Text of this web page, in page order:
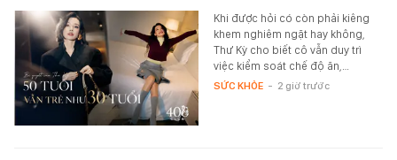
Khi được hỏi có còn phải kiêng
khem nghiêm ngặt hay không,
Thư Kỳ cho biết cô vẫn duy trì
việc kiểm soát chế độ ăn,…
SỨC KHỎE - 2 giờ trước